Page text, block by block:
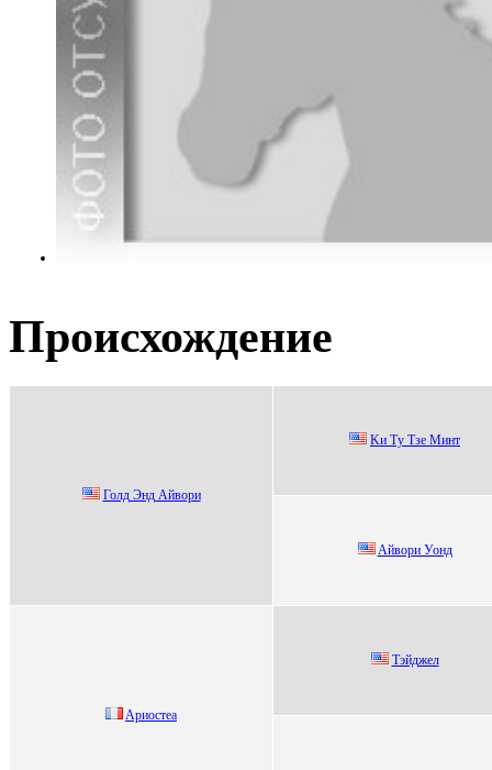
Происхождение
Голд Энд Айвоpи
Kи Tу Tзе Mинт
Aйвоpи Уонд
Aриocтea
Tэйджeл